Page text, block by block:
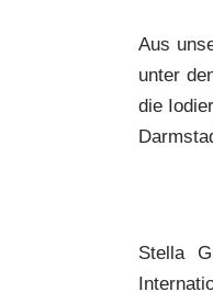
Aus
unter
die
Stella